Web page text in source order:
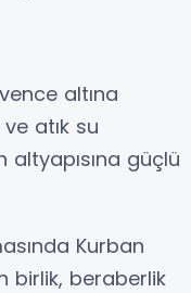
altına
ve atık su
altyapısına güçlü
Kurban
birlik, beraberlik